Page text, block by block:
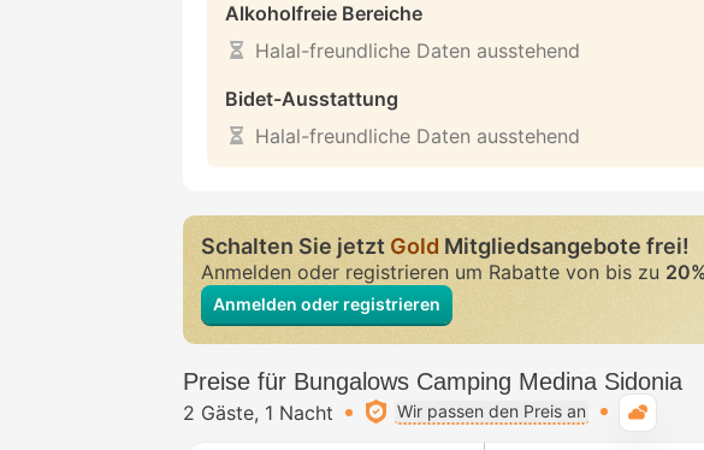
Alkoholfreie Bereiche
Halal-freundliche Daten ausstehend
Bidet-Ausstattung
Halal-freundliche Daten ausstehend
Schalten Sie jetztGoldMitgliedsangebote frei!
Anmelden oder registrieren um Rabatte von bis zu
Anmelden oder registrieren
Preise für Bungalows Camping Medina Sidonia
2 Gäste 1 Nacht Wir passen den Preis an